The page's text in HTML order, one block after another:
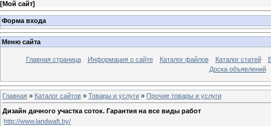
[Мой сайт]
Форма входа
Меню сайта
Главная страница Информация о сайте Каталог файлов Каталог статей
Доска объявлений
Главная » Каталог сайтов » Товары и услуги » Прочие товары и услуги
Дизайн дачного участка соток. Гарантия на все виды работ
http://www.landwaft.by/